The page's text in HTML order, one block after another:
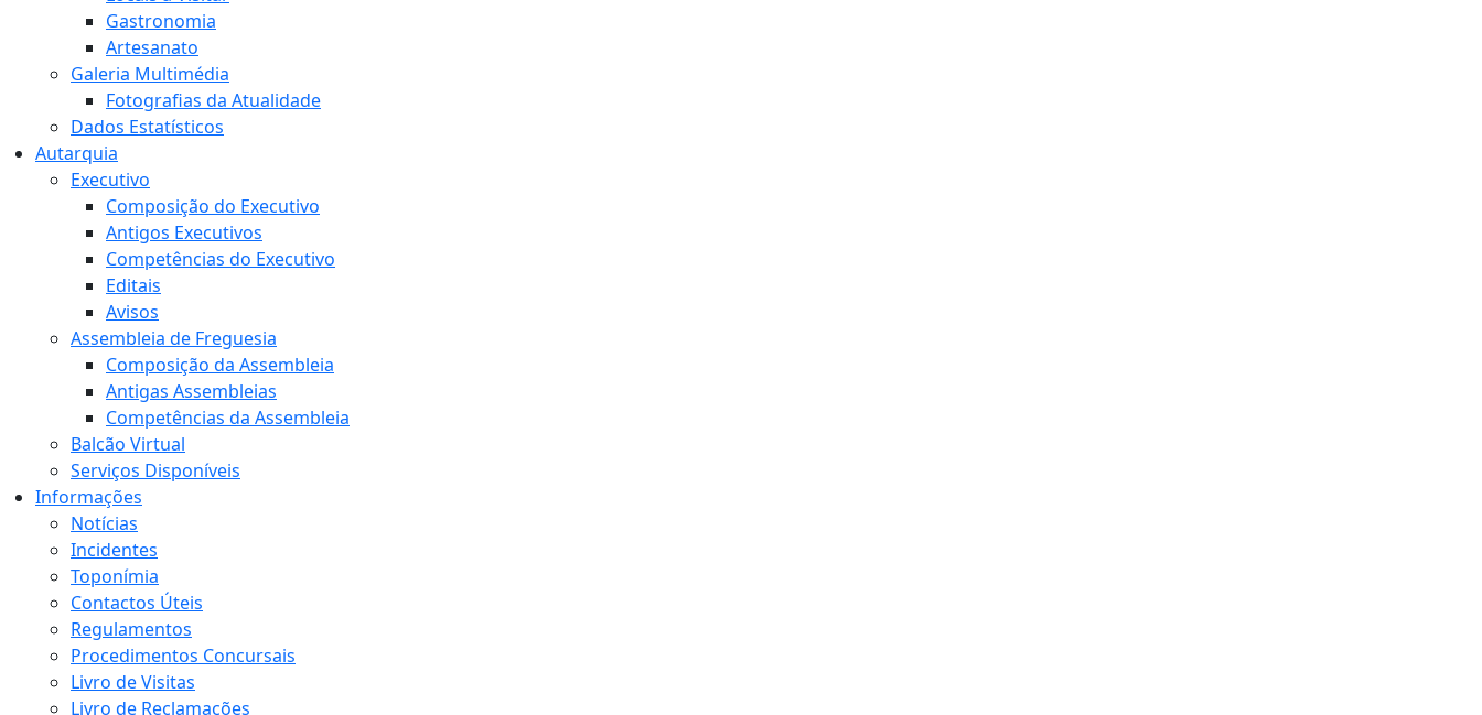
Gastronomia
Artesanato
Galeria Multimédia
Fotografias da Atualidade
Dados Estatísticos
Autarquia
Executivo
Composição do Executivo
Antigos Executivos
Competências do Executivo
Editais
Avisos
Assembleia de Freguesia
Composição da Assembleia
Antigas Assembleias
Competências da Assembleia
Balcão Virtual
Serviços Disponíveis
Informações
Notícias
Incidentes
Toponímia
Contactos Úteis
Regulamentos
Procedimentos Concursais
Livro de Visitas
Livro de Reclamações